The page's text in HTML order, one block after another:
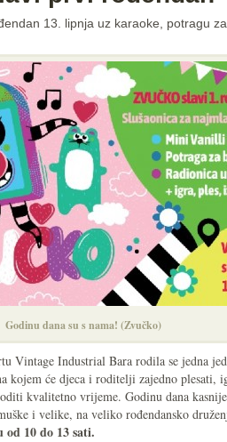
13. lipnja uz karaoke, potragu
Godinu dana su s nama! (Zvučko)
Vintage Industrial Bara rodila se jedna
kojem će djeca i roditelji zajedno plesati,
kvalitetno vrijeme. Godinu dana
i velike, na veliko rođendansko
10 do 13 sati.